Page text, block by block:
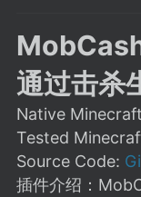
中文社区
教程
通过击杀
Native
Tested
Source Code:
插件介绍：